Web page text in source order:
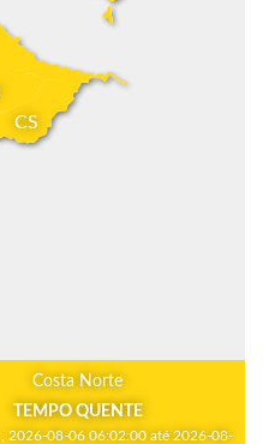
CS
Costa Norte
TEMPO QUENTE
, 2026-08-06 06:02:00 até 2026-08-